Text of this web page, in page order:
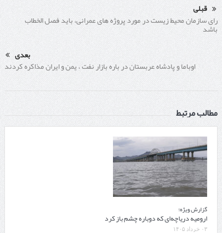
قبلی
رای سازمان محیط زیست در مورد پروژه های عمرانی، باید فصل الخطاب
باشد
بعدی
اوباما و پادشاه عربستان در باره بازار نفت ، یمن و ایران مذاکره کردند
مطالب مرتبط
گزارش ویژه؛
ارومیه دریاچه‌ای که دوباره چشم باز کرد
۰۳ خرداد ۱۴۰۵